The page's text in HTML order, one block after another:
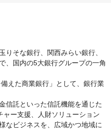
りそな銀行、関西みらい銀行、
、国内の5大銀行グループの一角
えた商業銀行」として、銀行業
信託といった信託機能を通じた
ー支援、人財ソリューション
なビジネスを、広域かつ地域に